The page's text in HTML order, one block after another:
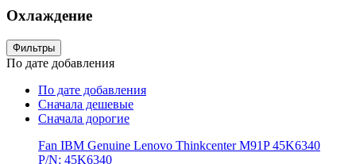
Охлаждение
Фильтры
По дате добавления
По дате добавления
Сначала дешевые
Сначала дорогие
Fan IBM Genuine Lenovo Thinkcenter M91P 45K6340
P/N: 45K6340